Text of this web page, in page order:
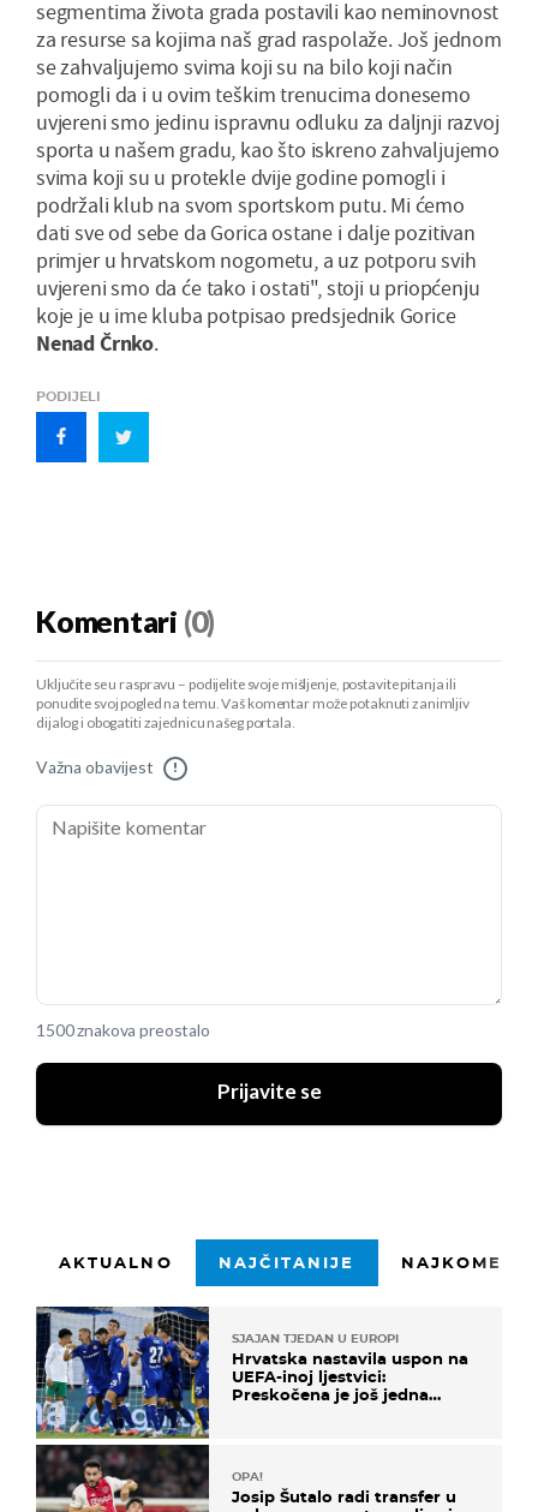
segmentima života grada postavili kao neminovnost
za resurse sa kojima naš grad raspolaže. Još jednom
se zahvaljujemo svima koji su na bilo koji način
pomogli da i u ovim teškim trenucima donesemo
uvjereni smo jedinu ispravnu odluku za daljnji razvoj
sporta u našem gradu, kao što iskreno zahvaljujemo
svima koji su u protekle dvije godine pomogli i
podržali klub na svom sportskom putu. Mi ćemo
dati sve od sebe da Gorica ostane i dalje pozitivan
primjer u hrvatskom nogometu, a uz potporu svih
uvjereni smo da će tako i ostati", stoji u priopćenju
koje je u ime kluba potpisao predsjednik Gorice
Nenad Črnko.
PODIJELI
Komentari (0)
Uključite se u raspravu – podijelite svoje mišljenje, postavite pitanja ili
ponudite svoj pogled na temu. Vaš komentar može potaknuti zanimljiv
dijalog i obogatiti zajednicu našeg portala.
Važna obavijest !
1500 znakova preostalo
Prijavite se
AKTUALNO NAJČITANIJE
SJAJAN TJEDAN U EUROPI
Hrvatska nastavila uspon na
UEFA-inoj ljestvici:
Preskočena je još jedna
OPA!
Josip Šutalo radi transfer u